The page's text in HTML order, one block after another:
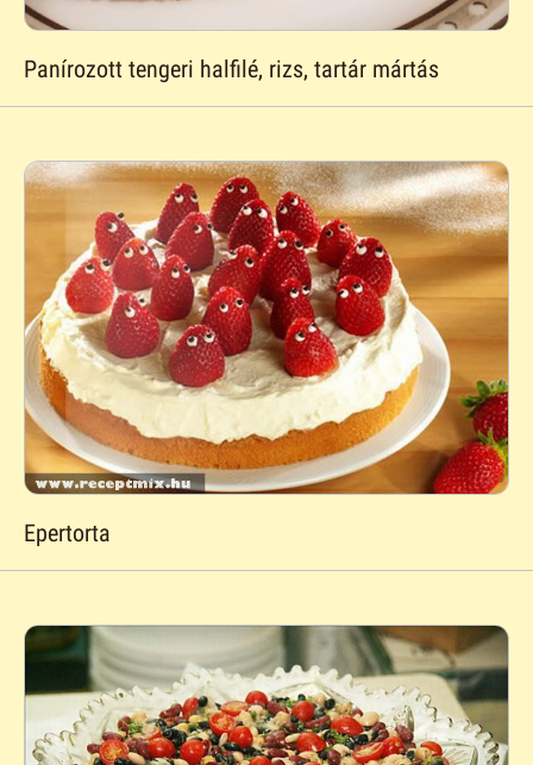
Panírozott tengeri halfilé, rizs, tartár mártás
Epertorta